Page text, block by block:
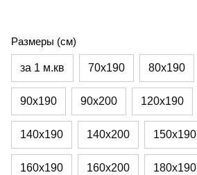
Размеры (см)
за 1 м.кв 70х190 80х190
90х190 90х200 120х190
140х190 140х200 150х190
160х190 160х200 180х190